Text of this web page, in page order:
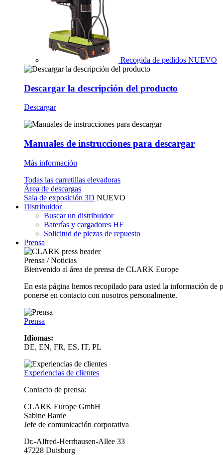
Recogida de pedidos NUEVO
Descargar la descripción del producto
Descargar
Manuales de instrucciones para descargar
Más información
Todas las carretillas elevadoras
Área de descargas
Sala de exposición 3D NUEVO
Distribuidor
Buscar un distribuidor
Baterías y cargadores HF
Solicitud de piezas de repuesto
Prensa
Prensa / Noticias
Bienvenido al área de prensa de CLARK Europe
En esta página hemos recopilado para usted la información
ponerse en contacto con nosotros personalmente.
Prensa
Idiomas:
DE, EN, FR, ES, IT, PL
Experiencias de clientes
Contacto de prensa:
CLARK Europe GmbH
Sabine Barde
Jefe de comunicación corporativa
Dr.-Alfred-Herrhausen-Allee 33
47228 Duisburg